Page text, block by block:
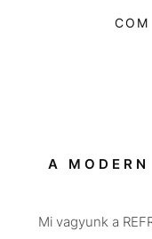
COM
A
Mi vagyunk a